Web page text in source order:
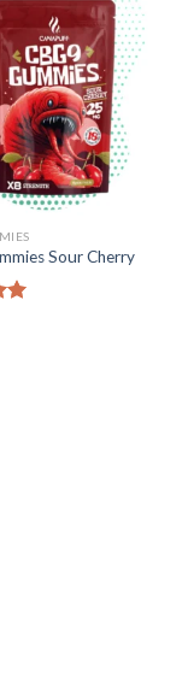
Sour Cherry